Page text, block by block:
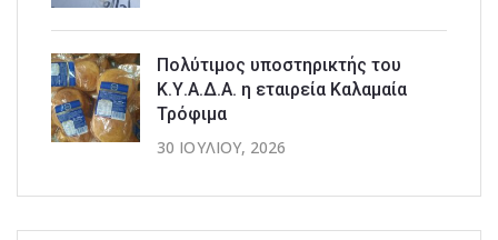
Πολύτιμος υποστηρικτής του
Κ.Υ.Α.Δ.Α. η εταιρεία Καλαμαία
Τρόφιμα
30 ΙΟΥΛΊΟΥ, 2026